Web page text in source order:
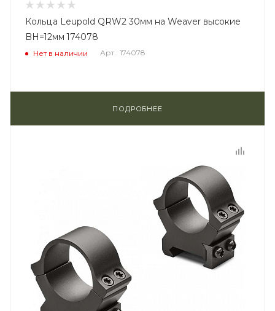
Кольца Leupold QRW2 30мм на Weaver высокие
BH=12мм 174078
Нет в наличии Арт.: 174078
ПОДРОБНЕЕ